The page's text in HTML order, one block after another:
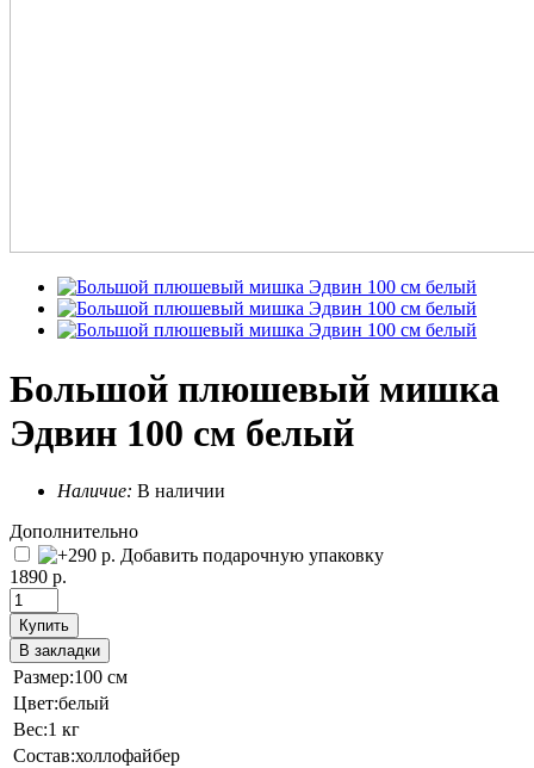
Большой плюшевый мишка
Эдвин 100 см белый
Наличие: В наличии
Дополнительно
Добавить подарочную упаковку
1890 р.
Купить
В закладки
Размер:100 см
Цвет:белый
Вес:1 кг
Состав:холлофайбер